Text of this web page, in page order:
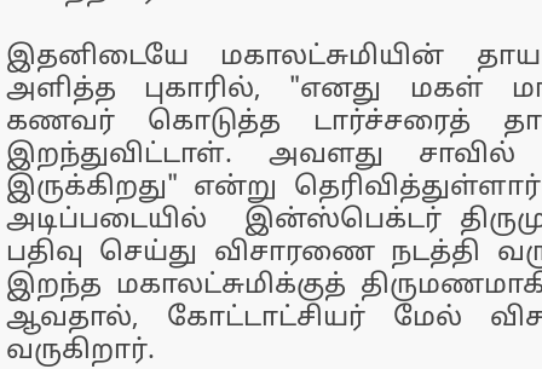
இதனிடையே மகாலட்சுமியின்
அளித்த புகாரில், "எனது மகள்
கணவர் கொடுத்த டார்ச்சரைத்
இறந்துவிட்டாள். அவளது
இருக்கிறது" என்று
அடிப்படையில் இன்ஸ்பெக்டர்
பதிவு செய்து விசாரணை நடத்தி
இறந்த மகாலட்சுமிக்குத்
ஆவதால், கோட்டாட்சியர் மேல்
வருகிறார்.